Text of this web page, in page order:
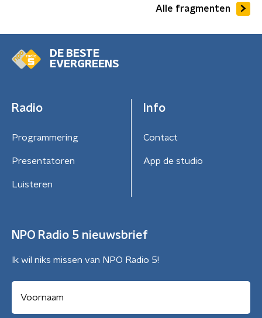
Alle fragmenten
DE BESTE
EVERGREENS
Radio
Programmering
Presentatoren
Luisteren
Info
Contact
App de studio
NPO Radio 5 nieuwsbrief
Ik wil niks missen van NPO Radio 5!